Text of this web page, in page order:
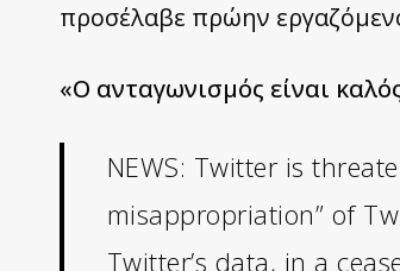
προσέλαβε πρώην
«Ο ανταγωνισμός είναι
NEWS: Twitter is
misappropriation” of
Twitter’s data, in a